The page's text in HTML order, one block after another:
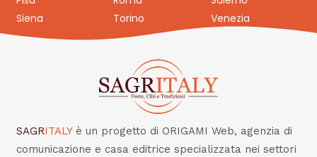
Siena
Torino Venezia
SAGRITALY è un progetto di ORIGAMI Web, agenzia di
comunicazione e casa editrice specializzata nei settori